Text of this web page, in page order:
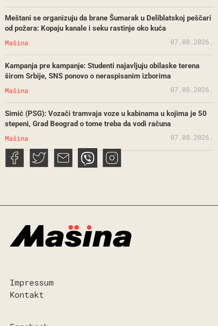
Meštani se organizuju da brane Šumarak u Deliblatskoj peščari
od požara: Kopaju kanale i seku rastinje oko kuća
Mašina 07.08.2026.
Kampanja pre kampanje: Studenti najavljuju obilaske terena
širom Srbije, SNS ponovo o neraspisanim izborima
Mašina 07.08.2026.
Simić (PSG): Vozači tramvaja voze u kabinama u kojima je 50
stepeni, Grad Beograd o tome treba da vodi računa
Mašina 07.08.2026.
Impressum
Kontakt